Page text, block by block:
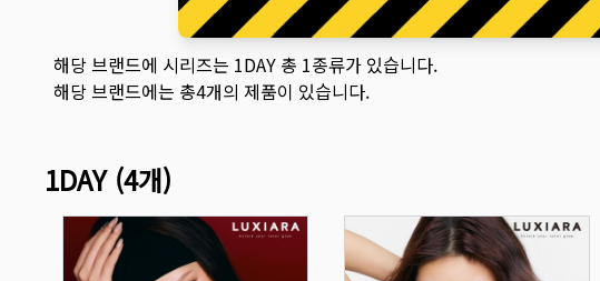
해당 브랜드에 시리즈는 1DAY 총 1종류가 있습니다.
해당 브랜드에는 총4개의 제품이 있습니다.
1DAY(4개)